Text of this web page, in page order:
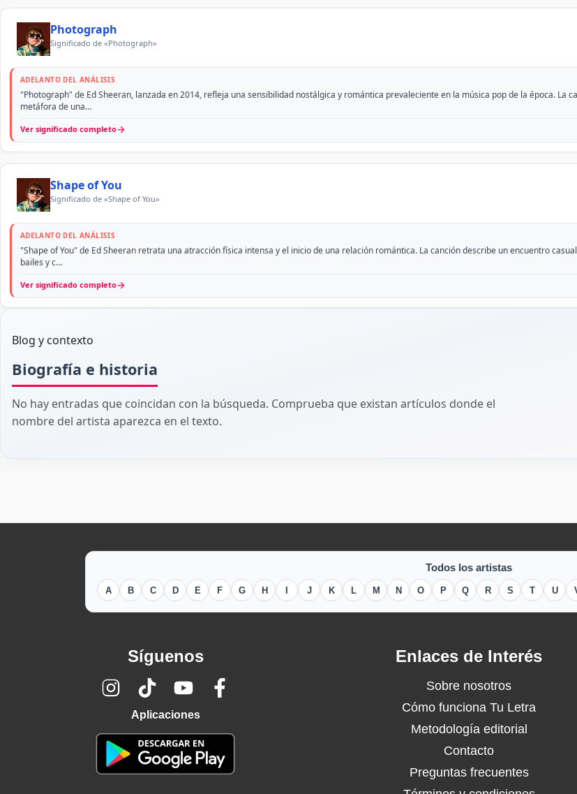
Photograph
Significado de «Photograph»
ADELANTO DEL ANÁLISIS
"Photograph" de Ed Sheeran, lanzada en 2014, refleja una sensibilidad nostálgica y romántica prevaleciente en la música pop de la época. La
metáfora de una…
Ver significado completo→
Shape of You
Significado de «Shape of You»
ADELANTO DEL ANÁLISIS
"Shape of You" de Ed Sheeran retrata una atracción física intensa y el inicio de una relación romántica. La canción describe un encuentro
bailes y c…
Ver significado completo→
Blog y contexto
Biografía e historia
No hay entradas que coincidan con la búsqueda. Comprueba que existan artículos donde el
nombre del artista aparezca en el texto.
Todos los artistas
A B C D E F G H I J K L M N O P Q R S T U
Síguenos
Aplicaciones
Enlaces de Interés
Sobre nosotros
Cómo funciona Tu Letra
Metodología editorial
Contacto
Preguntas frecuentes